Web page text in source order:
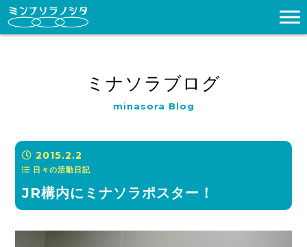
ミナソラブログ
minasora Blog
2015.2.2
日々の活動日記
JR構内にミナソラポスター！